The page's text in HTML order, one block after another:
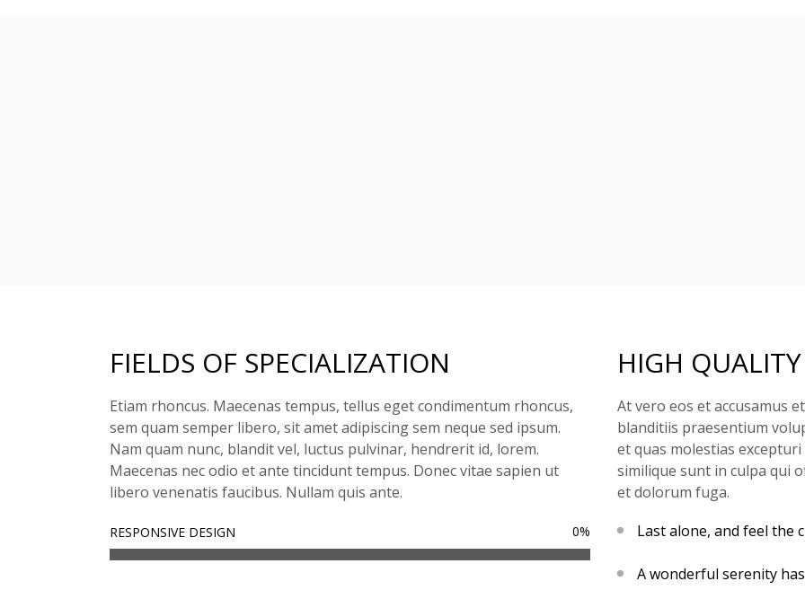
FIELDS OF SPECIALIZATION
Etiam rhoncus. Maecenas tempus, tellus eget condimentum rhoncus,
sem quam semper libero, sit amet adipiscing sem neque sed ipsum.
Nam quam nunc, blandit vel, luctus pulvinar, hendrerit id, lorem.
Maecenas nec odio et ante tincidunt tempus. Donec vitae sapien ut
libero venenatis faucibus. Nullam quis ante.
RESPONSIVE DESIGN 0%
HIGH
At vero eos et accusamus
blanditiis praesentium
et quas molestias
similique sunt in culpa qui
et dolorum fuga.
Last alone, and feel the
A wonderful serenity